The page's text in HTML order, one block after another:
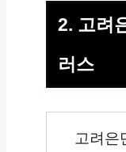
2. 고려
러스
고려은